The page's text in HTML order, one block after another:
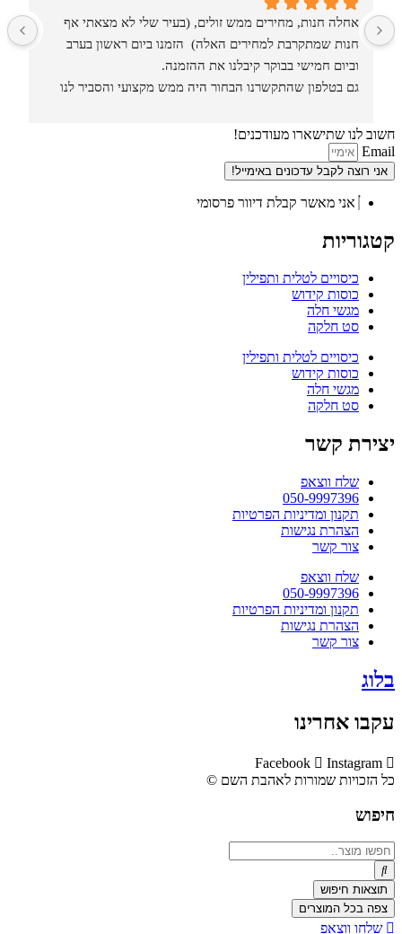
וביום חמישי בבוקר קיבלנו את ההזמנה.
חשוב לנו שתישארו מעודכנים!
Email
אני רוצה לקבל עדכונים באימייל!
אני מאשר קבלת דיוור פרסומי
קטגוריות
כיסויים לטלית ותפילין
כוסות קידוש
מגשי חלה
סט חלקה
כיסויים לטלית ותפילין
כוסות קידוש
מגשי חלה
סט חלקה
יצירת קשר
שלח ווצאפ
050-9997396
תקנון ומדיניות הפרטיות
הצהרת נגישות
צור קשר
שלח ווצאפ
050-9997396
תקנון ומדיניות הפרטיות
הצהרת נגישות
צור קשר
בלוג
עקבו אחרינו
Facebook
Instagram
כל הזכויות שמורות לאהבת השם ©​
חיפוש
Search
...
תוצאות חיפוש
צפה בכל המוצרים
שלחו ווצאפ